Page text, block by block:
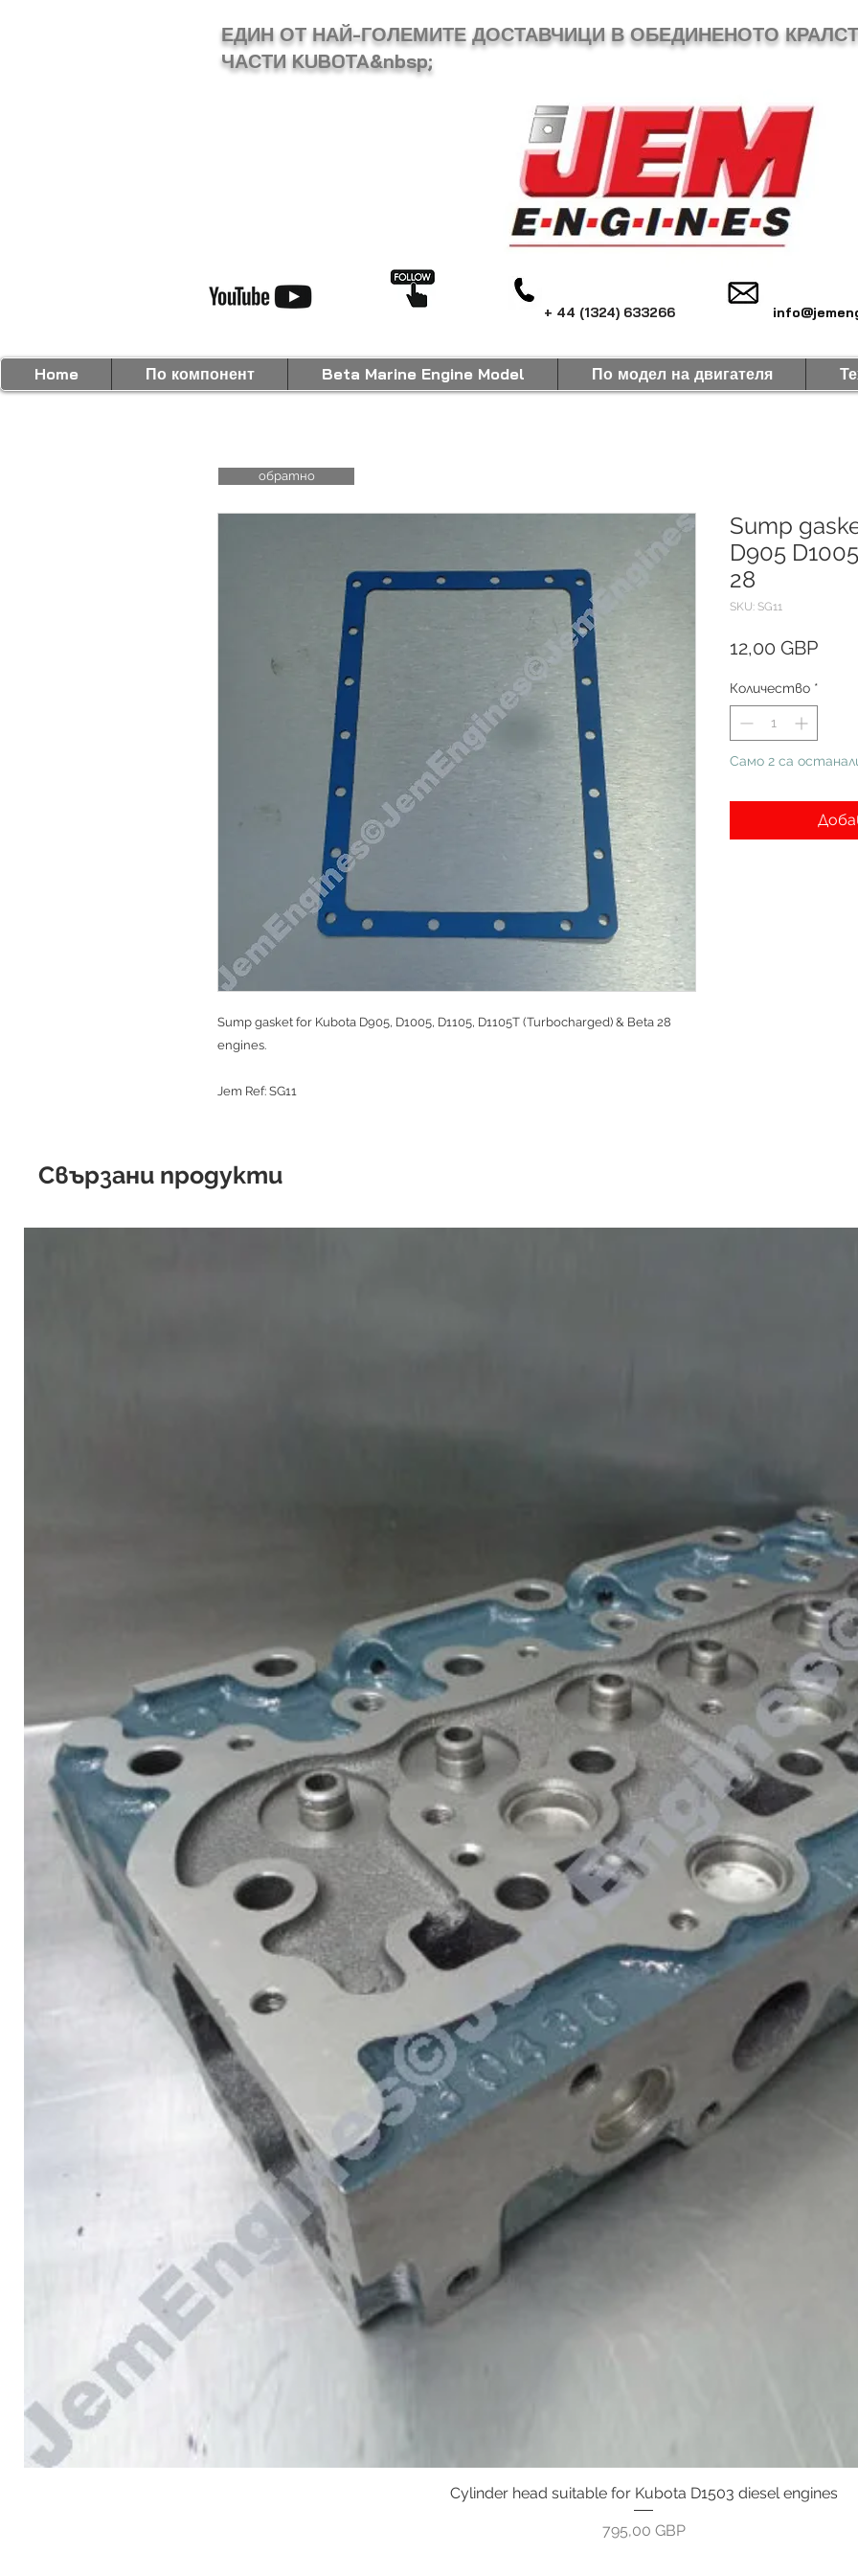
ЕДИН ОТ НАЙ-ГОЛЕМИТЕ ДОСТАВЧИЦИ В ОБЕДИНЕНОТО
ЧАСТИ KUBOTA&nbsp;
+ 44 (1324) 633266
Sump gasket for Kubota D905, D1005, D1105, D1105T (Turbocharged) & Beta 28
engines.
Jem Ref: SG11
Sump
D905
28
SKU: SG11
12,00 GBP
Количество *
Само 2 са
обратно
Свързани продукти
Бърз преглед
Cylinder head suitable for Kubota D1503 diesel engines
Цена
795,00 GBP
Home По компонент Beta Marine Engine Model По модел на двигателя